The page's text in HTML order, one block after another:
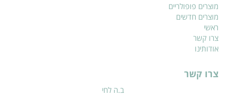
מוצרים פופולריים
מוצרים חדשים
ראשי
צרו קשר
אודותינו
צרו קשר
ב.ה לחי